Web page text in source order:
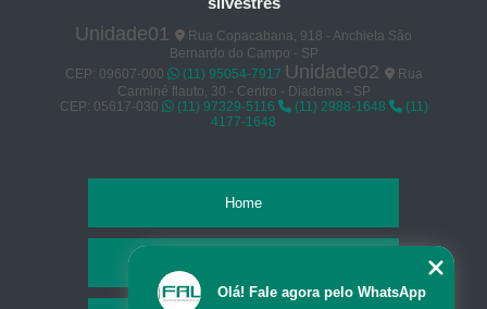
Unidade01
Rua Copacabana, 918 - Anchieta São
Bernardo do Campo - SP
CEP: 09607-000
(11) 95054-7917 Unidade02
Rua
Carminé flauto, 30 - Centro - Diadema - SP
CEP: 05617-030
(11) 97329-5116 (11) 2988-1648
(11)
4177-1648
Home
Olá! Fale agora pelo WhatsApp